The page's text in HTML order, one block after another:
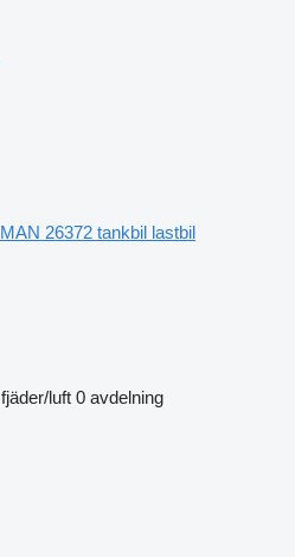
MAN 26372 tankbil lastbil
fjäder/luft 0 avdelning